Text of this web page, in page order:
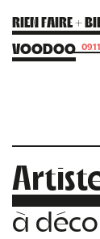
RIEN FAIRE +
VOODOO
à